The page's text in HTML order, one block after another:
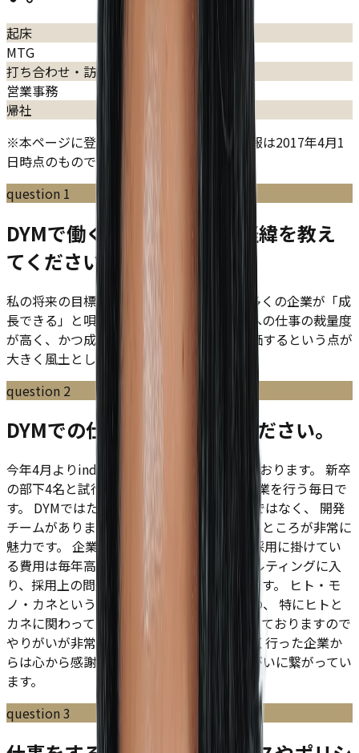
起床
MTG
打ち合わせ・訪問
営業事務
帰社
※本ページに登場している社員に関する情報は2017年4月1
日時点のものです。
question 1
DYMで働くことを決意した経緯を教え
てください。
私の将来の目標の実現可能性の高さです。多くの企業が「成
長できる」と唄っている中、特筆して新卒への仕事の裁量度
が高く、かつ成果に対して年次関係なく評価するという点が
大きく風土としてあったのがDYMでした。
question 2
DYMでの仕事内容を教えてください。
今年4月よりindeed事業の立ち上げを行っております。 新卒
の部下4名と試行錯誤しながら商材開発と営業を行う毎日で
す。 DYMではただ物を売るということだけではなく、 開発
チームがありますので商材自ら考えて作れるところが非常に
魅力です。 企業様の中途採用、アルバイト採用に掛けてい
る費用は毎年高騰しており、 ここのコンサルティングに入
り、採用上の問題を広い角度から提案致します。 ヒト・モ
ノ・カネという企業の中で大切なものの中の、 特にヒトと
カネに関わっているという重大な任務を担っておりますので
やりがいが非常にあり、 さらに戦略がうまく行った企業か
らは心から感謝されることがさらなるやりがいに繋がってい
ます。
question 3